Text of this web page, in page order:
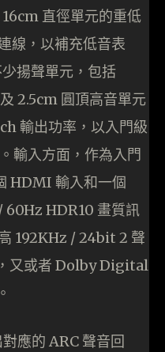
直徑單元的重低
線，以補充低音表
揚聲單元，包括
2.5cm 圓頂高音單元
輸出功率，以入門級
輸入方面，作為入門
HDMI 輸入和一個
HDR10 畫質訊
192KHz / 24bit 2 聲
又或者 Dolby Digital
應的 ARC 聲音回